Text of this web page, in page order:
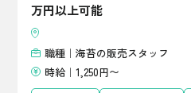
万円以上可能
職種｜海苔の販売スタッフ
時給｜1,250円〜